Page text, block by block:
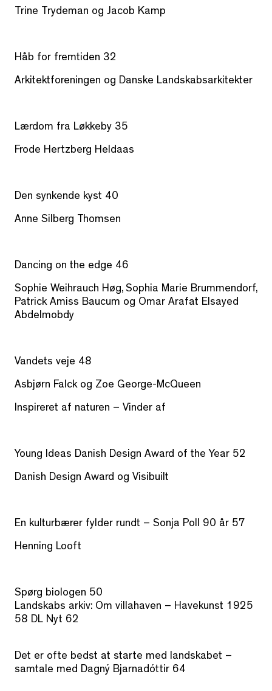
Trine Trydeman og Jacob Kamp
Håb for fremtiden 32
Arkitektforeningen og Danske Landskabsarkitekter
Lærdom fra Løkkeby 35
Frode Hertzberg Heldaas
Den synkende kyst 40
Anne Silberg Thomsen
Dancing on the edge 46
Sophie Weihrauch Høg, Sophia Marie Brummendorf,
Patrick Amiss Baucum og Omar Arafat Elsayed
Abdelmobdy
Vandets veje 48
Asbjørn Falck og Zoe George-McQueen
Inspireret af naturen – Vinder af
Young Ideas Danish Design Award of the Year 52
Danish Design Award og Visibuilt
En kulturbærer fylder rundt – Sonja Poll 90 år 57
Henning Looft
Spørg biologen 50
Landskabs arkiv: Om villahaven – Havekunst 1925
58 DL Nyt 62
Det er ofte bedst at starte med landskabet –
samtale med Dagný Bjarnadóttir 64